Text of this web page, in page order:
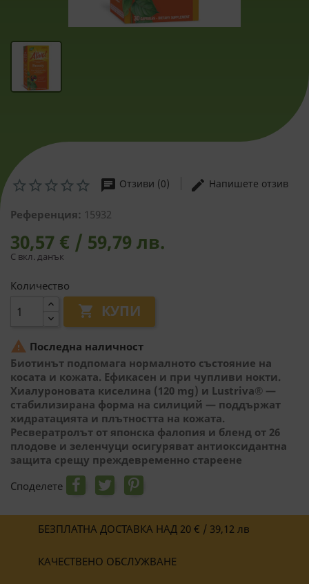
chat Отзиви (0) edit Напишете отзив
Референция: 15932
30,57 € / 59,79 лв.
С вкл. данък
Количество
 КУПИ
 Последна наличност
Биотинът подпомага нормалното състояние на
косата и кожата. Ефикасен и при чупливи нокти.
Хиалуроновата киселина (120 mg) и Lustriva® —
стабилизирана форма на силиций — поддържат
хидратацията и плътността на кожата.
Ресвератролът от японска фалопия и бленд от 26
плодове и зеленчуци осигуряват антиоксидантна
защита срещу преждевременно стареене
Споделете
БЕЗПЛАТНА ДОСТАВКА НАД 20 € / 39,12 лв
КАЧЕСТВЕНО ОБСЛУЖВАНЕ